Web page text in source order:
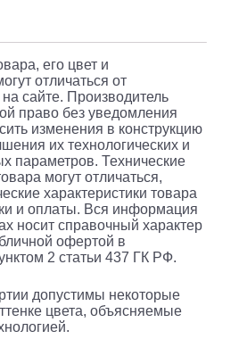
его цвет и
отличаться от
сайте. Производитель
право без уведомления
изменения в конструкцию
их технологических и
параметров. Технические
могут отличаться,
характеристики товара
и оплаты. Вся информация
носит справочный характер
офертой в
2 статьи 437 ГК РФ.
допустимы некоторые
цвета, объясняемые